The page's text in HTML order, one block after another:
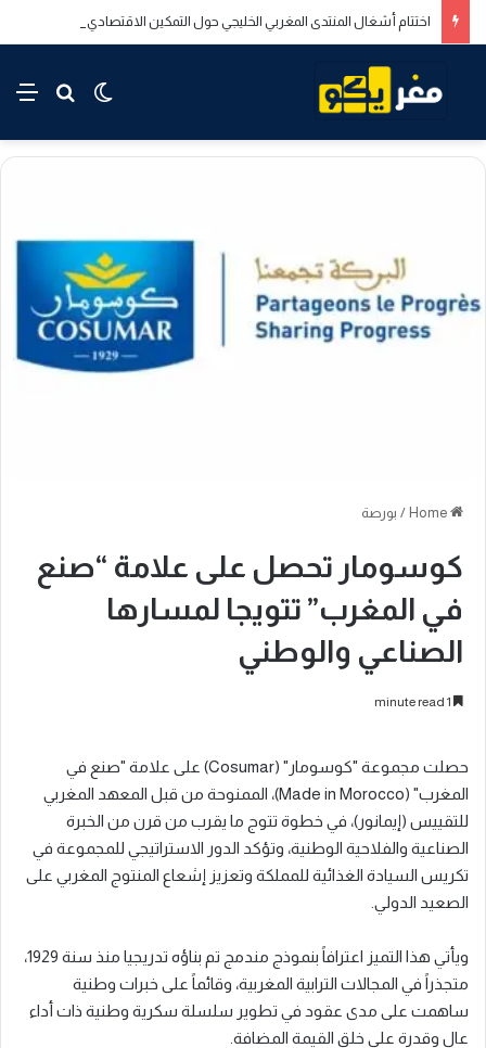
for
Switch skin
/ بورصة
كوسومار تحصل على علامة “صنع
في المغرب” تتويجا لمسارها
الصناعي والوطني
حصلت مجموعة "كوسومار" (Cosumar) على علامة "صنع في
المغرب" (Made in Morocco)، الممنوحة من قبل المعهد المغربي
للتقييس (إيمانور)، في خطوة تتوج ما يقرب من قرن من الخبرة
الصناعية والفلاحية الوطنية، وتؤكد الدور الاستراتيجي للمجموعة في
تكريس السيادة الغذائية للمملكة وتعزيز إشعاع المنتوج المغربي على
الصعيد الدولي.
ويأتي هذا التميز اعترافاً بنموذج مندمج تم بناؤه تدريجيا منذ سنة 1929،
متجذراً في المجالات الترابية المغربية، وقائماً على خبرات وطنية
ساهمت على مدى عقود في تطوير سلسلة سكرية وطنية ذات أداء
عالٍ وقدرة على خلق القيمة المضافة.